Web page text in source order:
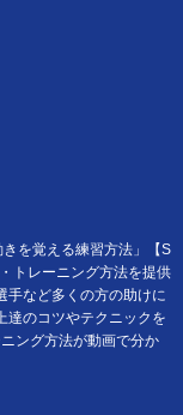
を覚える練習方法」【S
トレーニング方法を提供
手など多くの方の助けに
達のコツやテクニックを
ング方法が動画で分か